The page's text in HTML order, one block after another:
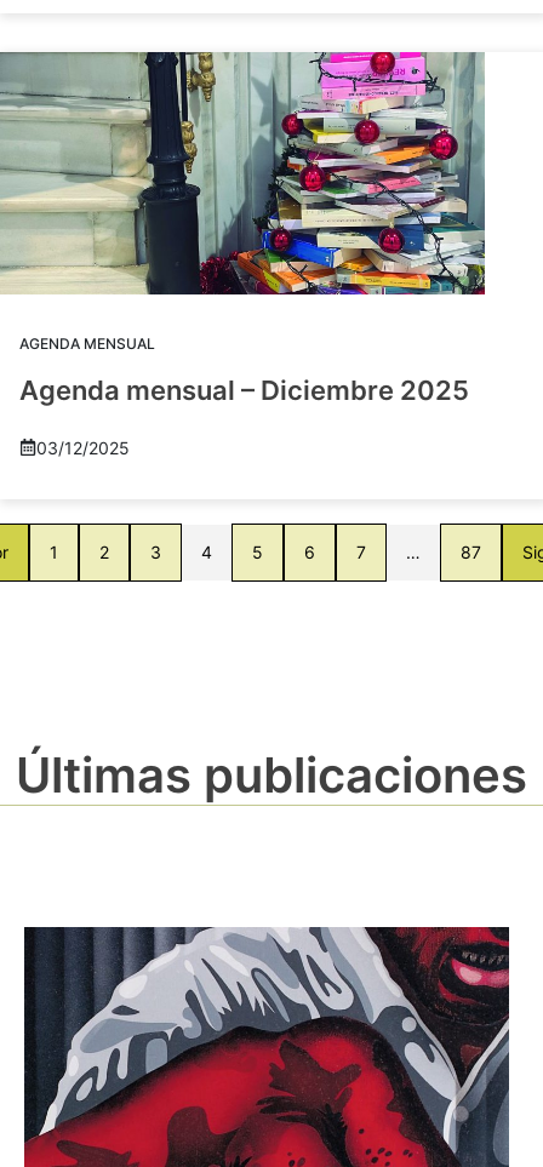
AGENDA MENSUAL
Agenda mensual – Diciembre 2025
03/12/2025
1 2 3 4 5 6 7 … 87
Últimas publicaciones